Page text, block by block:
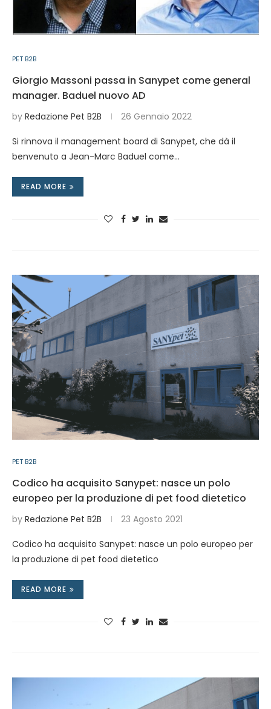
PET B2B
Giorgio Massoni passa in Sanypet come general
manager. Baduel nuovo AD
by Redazione Pet B2B 26 Gennaio 2022
Si rinnova il management board di Sanypet, che dà il
benvenuto a Jean-Marc Baduel come…
READ MORE
PET B2B
Codico ha acquisito Sanypet: nasce un polo
europeo per la produzione di pet food dietetico
by Redazione Pet B2B 23 Agosto 2021
Codico ha acquisito Sanypet: nasce un polo europeo per
la produzione di pet food dietetico
READ MORE